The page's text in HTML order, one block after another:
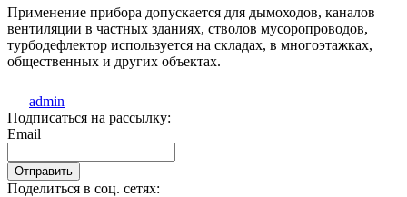
Применение прибора допускается для дымоходов, каналов
вентиляции в частных зданиях, стволов мусоропроводов,
турбодефлектор используется на складах, в многоэтажках,
общественных и других объектах.
admin
Подписаться на рассылку:
Email
Поделиться в соц. сетях: